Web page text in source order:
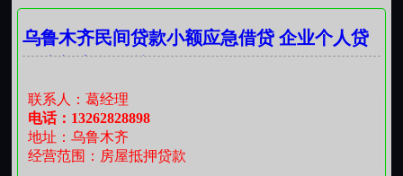
【节奏贴合生活节拍】
核实无误，通常可在数个工作日内完成款项交付。这不
是追求速度的竞赛，而是确保每一步都经得起推敲：评
估留有余地，协议写清权责，付款前再次确认用途与还
款意愿。许多朋友反馈，这笔钱真正解了燃眉之急，又
乌鲁木齐民间贷款小额应急借贷 企业个人贷
联系人：葛经理
电话：13262828898
地址：乌鲁木齐
经营范围：房屋抵押贷款